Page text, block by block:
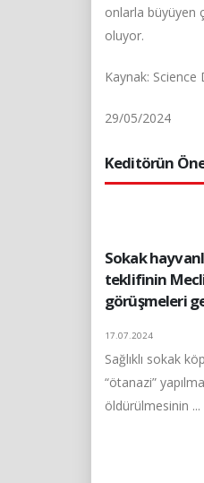
onlarla büyüyen
oluyor.
Kaynak: Science
29/05/2024
Keditörün
Sokak
teklifinin
görüşmeleri
17.07.2024
Sağlıklı sokak
“ötanazi”
öldürülmesinin ...